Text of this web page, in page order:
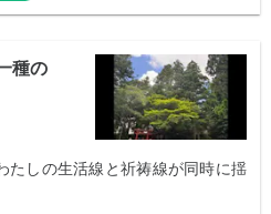
種の
たしの生活線と祈祷線が同時に揺